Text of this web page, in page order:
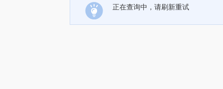
正在查询中，请刷新重试